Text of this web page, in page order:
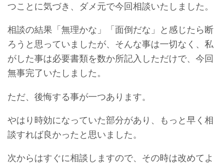
つことに気づき、ダメ元で今回相談いたしました。
相談の結果「無理かな」「面倒だな」と感じたら断
ろうと思っていましたが、そんな事は一切なく、私
がした事は必要書類を数か所記入しただけで、今回
無事完了いたしました。
ただ、後悔する事が一つあります。
やはり時効になっていた部分があり、もっと早く相
談すれば良かったと思いました。
次からはすぐに相談しますので、その時は改めてよ